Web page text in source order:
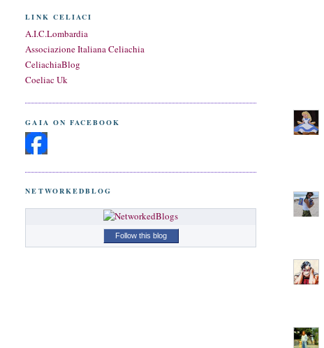
LINK CELIACI
A.I.C.Lombardia
Associazione Italiana Celiachia
CeliachiaBlog
Coeliac Uk
GAIA ON FACEBOOK
NETWORKEDBLOG
Follow this blog